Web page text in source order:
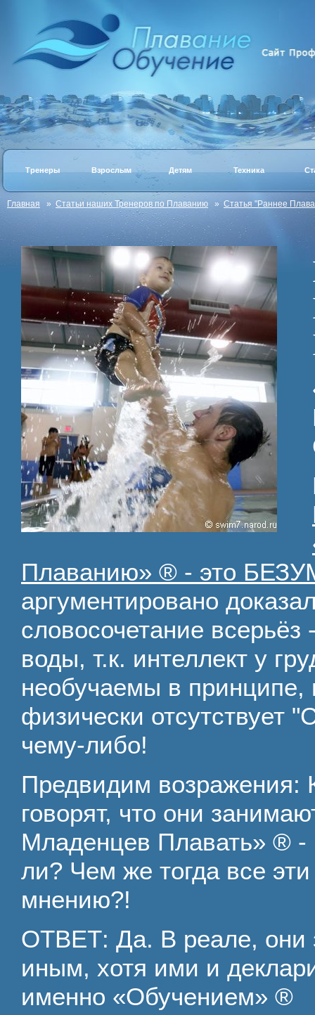
Плаванию» ® - это
аргументировано
словосочетание
воды, т.к. интеллект у
необучаемы в принципе,
физически отсутствует
чему-либо!
Предвидим возражения:
говорят, что они
Младенцев Плавать» ® -
ли? Чем же тогда все
мнению?!
ОТВЕТ: Да. В реале, они
иным, хотя ими и
именно «Обучением» ®
Тренеры Взрослым Детям Техника
Главная » Статьи наших Тренеров по Плаванию » Статья "Раннее